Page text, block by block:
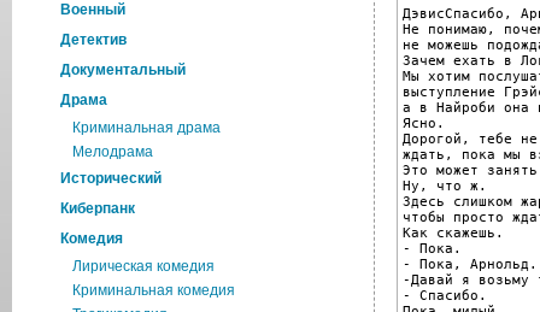
Военный
Детектив
Документальный
Драма
Криминальная драма
Мелодрама
Исторический
Киберпанк
Комедия
Лирическая комедия
Криминальная комедия
ДэвисСпасибо,
Не понимаю,
не можешь
Зачем ехать в
Мы хотим
выступление
а в Найроби она
Ясно.
Дорогой, тебе не
ждать, пока мы
Это может
Ну, что ж.
Здесь слишком
чтобы просто
Как скажешь.
- Пока.
- Пока, Арнольд.
-Давай я возьму
- Спасибо.